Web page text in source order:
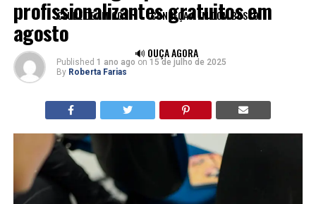
CLUBE DE AMIGOS CONHEÇA A FM DOM BOSCO
🔊 OUÇA AGORA
profissionalizantes gratuitos em
agosto
Published 1 ano ago on 15 de julho de 2025
By Roberta Farias